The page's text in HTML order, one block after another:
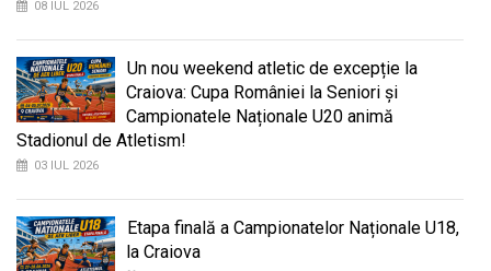
08 IUL 2026
Un nou weekend atletic de excepție la
Craiova: Cupa României la Seniori și
Campionatele Naționale U20 animă
Stadionul de Atletism!
03 IUL 2026
Etapa finală a Campionatelor Naționale U18,
la Craiova